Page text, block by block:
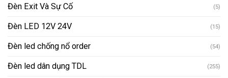
Đèn Exit Và Sự Cố (5)
Đèn LED 12V 24V (15)
Đèn led chống nổ order (54)
Đèn led dân dụng TDL (255)